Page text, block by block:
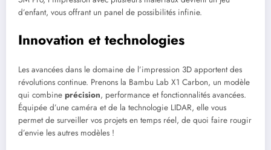
d’enfant, vous offrant un panel de possibilités infinie.
Innovation et technologies
Les avancées dans le domaine de l’impression 3D apportent des
révolutions continue. Prenons la Bambu Lab X1 Carbon, un modèle
qui combine précision, performance et fonctionnalités avancées.
Équipée d’une caméra et de la technologie LIDAR, elle vous
permet de surveiller vos projets en temps réel, de quoi faire rougir
d’envie les autres modèles !